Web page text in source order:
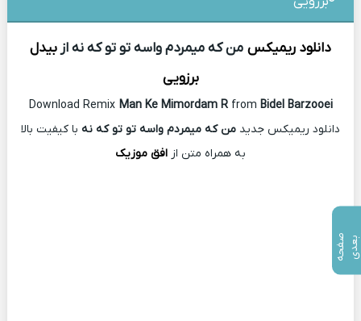
دانلود ریمیکس من که میمردم واسه تو تو که نه ازبیدل
برزویی
Download Remix Man Ke Mimordam Rfrom Bidel Barzooei
دانلود ریمیکس جدید من که میمردم واسه تو تو که نه با کیفیت بالا
به همراه متن از افق موزیک
ص
ف
ح
ه ب ع
د ی